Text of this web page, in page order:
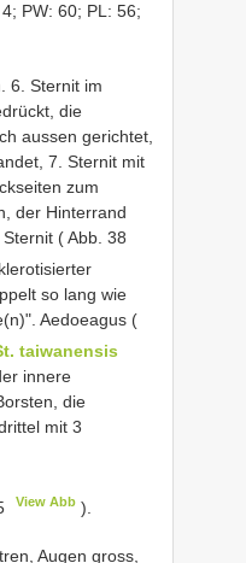
PW: 60; PL: 56;
6. Sternit im
die
aussen gerichtet,
7. Sternit mit
zum
der Hinterrand
( Abb. 38
so lang wie
Aedoeagus (
taiwanensis
innere
die
mit 3
View Abb ).
Augen gross,